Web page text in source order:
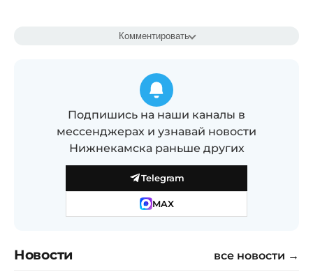
Комментировать
Подпишись на наши каналы в
мессенджерах и узнавай новости
Нижнекамска раньше других
Telegram
MAX
Новости все новости →